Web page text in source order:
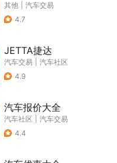
其他
汽车交易
4.7
JETTA捷达
汽车交易
汽车社区
4.9
汽车报价大全
汽车社区
汽车交易
4.4